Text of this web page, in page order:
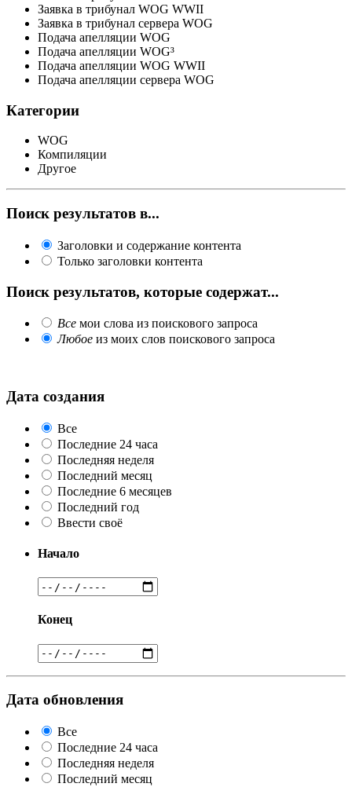
Заявка в трибунал WOG WWII
Заявка в трибунал сервера WOG
Подача апелляции WOG
Подача апелляции WOG³
Подача апелляции WOG WWII
Подача апелляции сервера WOG
Категории
WOG
Компиляции
Другое
Поиск результатов в...
Заголовки и содержание контента
Только заголовки контента
Поиск результатов, которые содержат...
Все мои слова из поискового запроса
Любое из моих слов поискового запроса
Дата создания
Все
Последние 24 часа
Последняя неделя
Последний месяц
Последние 6 месяцев
Последний год
Ввести своё
Начало
Конец
Дата обновления
Все
Последние 24 часа
Последняя неделя
Последний месяц